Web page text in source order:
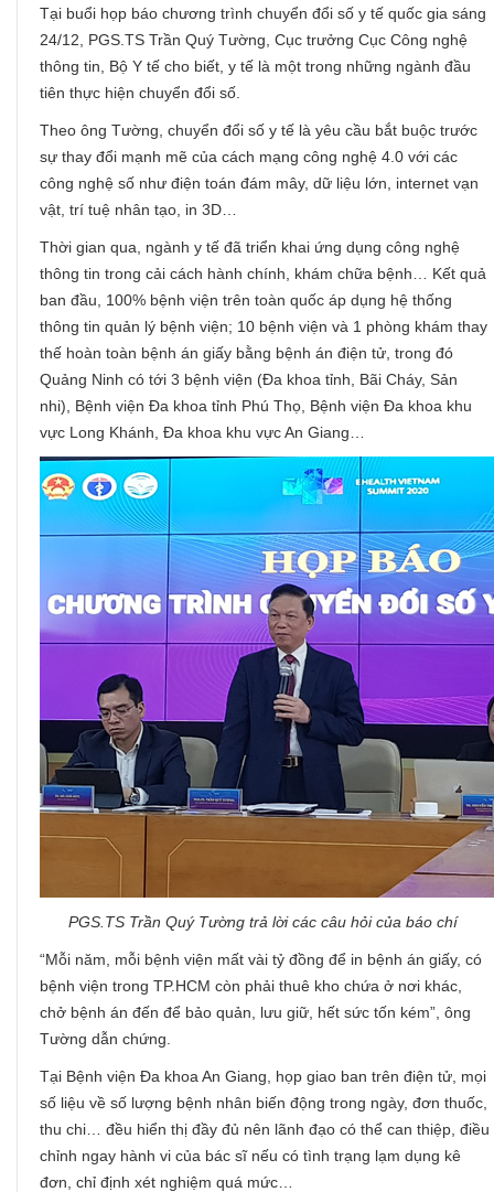
Tại buổi họp báo chương trình chuyển đổi số y tế quốc gia sáng
24/12, PGS.TS Trần Quý Tường, Cục trưởng Cục Công nghệ
thông tin, Bộ Y tế cho biết, y tế là một trong những ngành đầu
tiên thực hiện chuyển đổi số.
Theo ông Tường, chuyển đổi số y tế là yêu cầu bắt buộc trước
sự thay đổi mạnh mẽ của cách mạng công nghệ 4.0 với các
công nghệ số như điện toán đám mây, dữ liệu lớn, internet vạn
vật, trí tuệ nhân tạo, in 3D…
Thời gian qua, ngành y tế đã triển khai ứng dụng công nghệ
thông tin trong cải cách hành chính, khám chữa bệnh… Kết quả
ban đầu, 100% bệnh viện trên toàn quốc áp dụng hệ thống
thông tin quản lý bệnh viện; 10 bệnh viện và 1 phòng khám thay
thế hoàn toàn bệnh án giấy bằng bệnh án điện tử, trong đó
Quảng Ninh có tới 3 bệnh viện (Đa khoa tỉnh, Bãi Cháy, Sản
nhi), Bệnh viện Đa khoa tỉnh Phú Thọ, Bệnh viện Đa khoa khu
vực Long Khánh, Đa khoa khu vực An Giang…
PGS.TS Trần Quý Tường trả lời các câu hỏi của báo chí
“Mỗi năm, mỗi bệnh viện mất vài tỷ đồng để in bệnh án giấy, có
bệnh viện trong TP.HCM còn phải thuê kho chứa ở nơi khác,
chở bệnh án đến để bảo quản, lưu giữ, hết sức tốn kém”, ông
Tường dẫn chứng.
Tại Bệnh viện Đa khoa An Giang, họp giao ban trên điện tử, mọi
số liệu về số lượng bệnh nhân biến động trong ngày, đơn thuốc,
thu chi… đều hiển thị đầy đủ nên lãnh đạo có thể can thiệp, điều
chỉnh ngay hành vi của bác sĩ nếu có tình trạng lạm dụng kê
đơn, chỉ định xét nghiệm quá mức…